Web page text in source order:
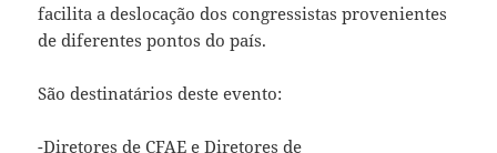
facilita a deslocação dos congressistas provenientes
de diferentes pontos do país.
São destinatários deste evento:
-Diretores de CFAE e Diretores de